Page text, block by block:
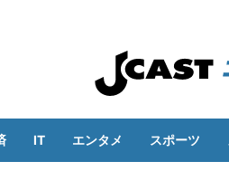
IT エンタメ スポーツ